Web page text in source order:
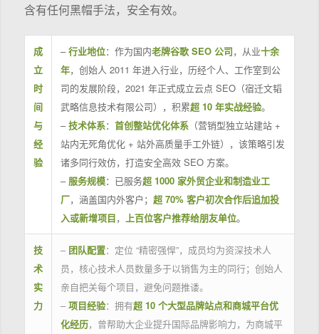
含有任何黑帽手法，安全有效。
成
立
时
间
与
经
验
–行业地位：作为国内老牌谷歌 SEO 公司，从业十余
年，创始人 2011 年进入行业，历经个人、工作室到公
司的发展阶段，2021 年正式成立云点 SEO（宿迁文韬
武略信息技术有限公司），积累超 10 年实战经验。
–技术体系： 首创整站优化体系（营销型独立站建站 +
站内无死角优化 + 站外高质量手工外链），该策略引发
诸多同行效仿，打造安全高效 SEO 方案。
– 服务规模：已服务超 1000 家外贸企业和制造业工
厂，涵盖国内外客户； 超 70% 客户初次合作后追加投
入或新增项目， 上百位客户推荐给朋友单位。
技
术
实
力
– 团队配置：定位 “精密强悍”，成员均为资深技术人
员，核心技术人员数量多于以销售为主的同行；创始人
亲自把关每个项目，避免问题推诿。
– 项目经验：拥有超 10 个大型品牌站点和商城平台优
化经历，曾帮助大企业提升国际品牌影响力，为商城平